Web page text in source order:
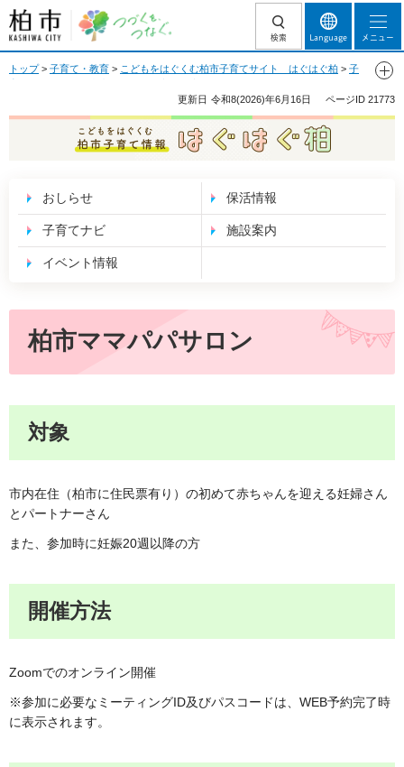
柏市 つづくを、
つなぐ。
検索 Language メニュー
トップ> 子育て・教育 > こどもをはぐくむ柏市子育てサイト はぐはぐ柏 > 子
更新日 令和8(2026)年6月16日 ページID 21773
こどもをはぐくむ 柏市子育て情報 はぐはぐ
柏
おしらせ 保活情報
子育てナビ 施設案内
イベント情報
柏市ママパパサロン
対象
市内在住（柏市に住民票有り）の初めて赤ちゃんを迎える妊婦さん
とパートナーさん
また、参加時に妊娠20週以降の方
開催方法
Zoomでのオンライン開催
※参加に必要なミーティングID及びパスコードは、WEB予約完了時
に表示されます。